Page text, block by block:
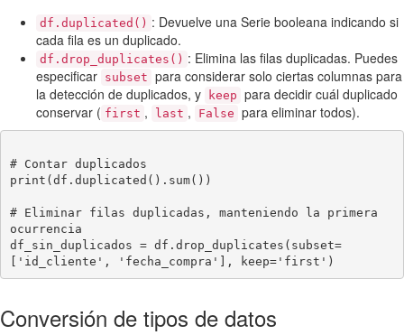
df.duplicated() : Devuelve una Serie booleana indicando si
cada fila es un duplicado.
df.drop_duplicates() : Elimina las filas duplicadas. Puedes
especificar subset para considerar solo ciertas columnas para
la detección de duplicados, y
keep para decidir cuál duplicado
conservar ( first , last , False para eliminar todos).
# Contar duplicados
print(df.duplicated().sum())
# Eliminar filas duplicadas, manteniendo la primera
ocurrencia
df_sin_duplicados = df.drop_duplicates(subset=
Conversión de tipos de datos